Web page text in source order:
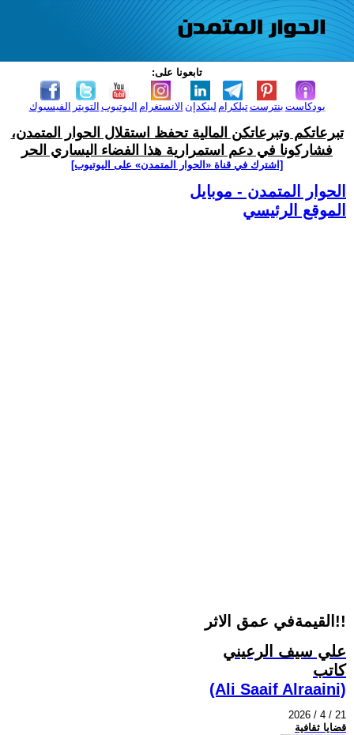
تابعونا على:
الفيسبوك التويتر اليوتيوب الانستغرام لينكدإن تيلكرامبنترست بودكاست
تبرعاتكم وتبرعاتكن المالية تحفظ استقلال الحوار المتمدن،
فشاركونا في دعم استمرارية هذا الفضاء اليساري الحر
[اشترك في قناة ‫«الحوار المتمدن» على اليوتيوب]
الحوار المتمدن - موبايل
الموقع الرئيسي
القيمةفي عمق الاثر!!
علي سيف الرعيني
كاتب
(Ali Saaif Alraaini)
2026 / 4 / 21
قضايا ثقافية